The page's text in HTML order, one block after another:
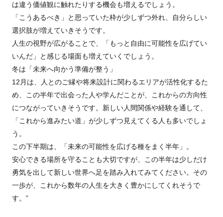
は違う価値観に触れたりする機会も増えるでしょう。
「こうあるべき」と思っていた枠が少しずつ外れ、自分らしい
選択肢が増えていきそうです。
人生の視野が広がることで、「もっと自由に可能性を広げてい
いんだ」と感じる場面も増えていくでしょう。
冬は「未来へ向かう準備が整う」
12月は、人とのご縁や将来設計に関わるエリアが活性化するた
め、この半年で出会った人や学んだことが、これからの方向性
につながっていきそうです。新しい人間関係や経験を通して、
「これから進みたい道」が少しずつ見えてくる人も多いでしょ
う。
この下半期は、「未来の可能性を広げる種をまく半年」。
安心できる場所を守ることも大切ですが、この半年は少しだけ
勇気を出して新しい世界へ足を踏み入れてみてください。その
一歩が、これから数年の人生を大きく豊かにしてくれそうで
す。”